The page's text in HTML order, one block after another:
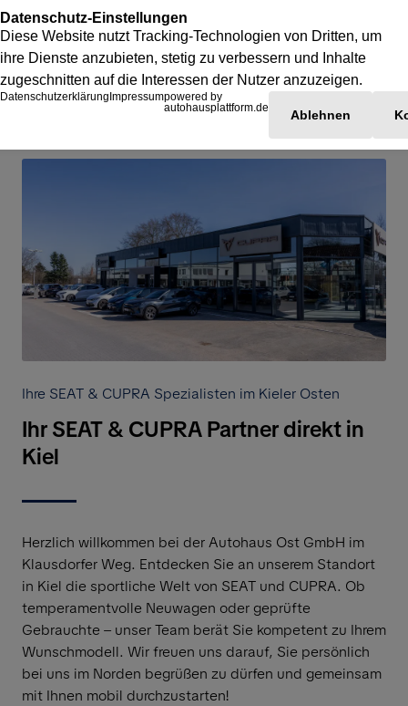
Ihre SEAT & CUPRA Spezialisten im Kieler Osten
Ihr SEAT & CUPRA Partner direkt in
Kiel
Herzlich willkommen bei der Autohaus Ost GmbH im
Klausdorfer Weg. Entdecken Sie an unserem Standort
in Kiel die sportliche Welt von SEAT und CUPRA. Ob
temperamentvolle Neuwagen oder geprüfte
Gebrauchte – unser Team berät Sie kompetent zu Ihrem
Wunschmodell. Wir freuen uns darauf, Sie persönlich
bei uns im Norden begrüßen zu dürfen und gemeinsam
mit Ihnen mobil durchzustarten!